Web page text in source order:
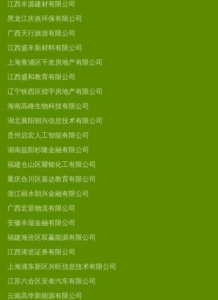
江西丰源建材有限公司
黑龙江庆炎环保有限公司
广西天行旅游有限公司
江西盛丰新材料有限公司
上海青浦区千发房地产有限公司
江西盛和教育有限公司
辽宁铁西区煌宇房地产有限公司
海南高峰生物科技有限公司
湖北襄阳朝兴信息技术有限公司
贵州启宏人工智能有限公司
湖南益阳杉隆金融有限公司
福建仓山区耀铭化工有限公司
重庆合川区嘉达教育有限公司
浙江丽水朝兴金融有限公司
广西宏景物流有限公司
安徽丰瑞金融有限公司
福建海沧区双赢能源有限公司
江西涛览证券有限公司
上海浦东新区兴旺信息技术有限公司
江苏六合区安泰汽车有限公司
云南高华新能源有限公司